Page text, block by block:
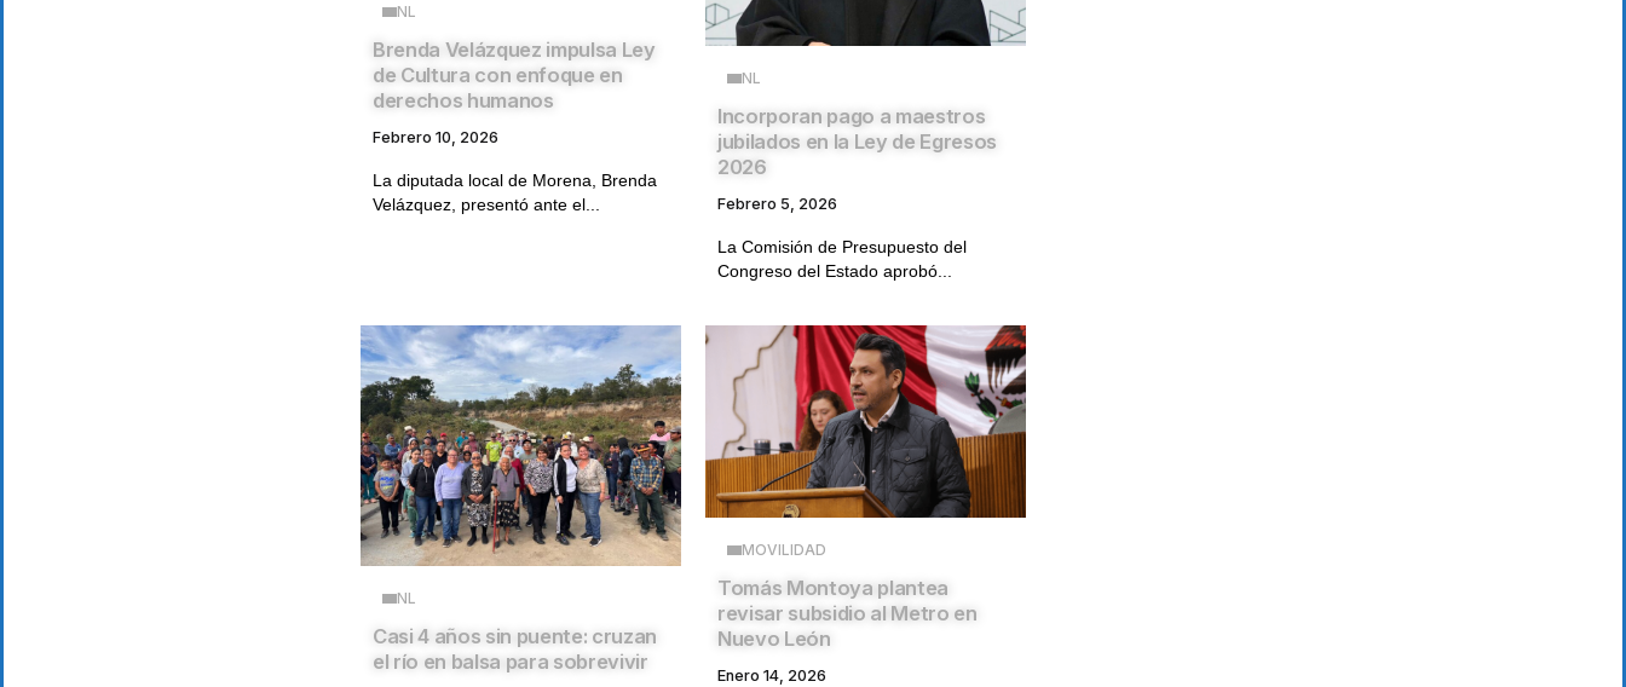
NL
Brenda Velázquez impulsa Ley
de Cultura con enfoque en
derechos humanos
Febrero 10, 2026
La diputada local de Morena, Brenda
Velázquez, presentó ante el...
NL
Incorporan pago a maestros
jubilados en la Ley de Egresos
2026
Febrero 5, 2026
La Comisión de Presupuesto del
Congreso del Estado aprobó...
NL
Casi 4 años sin puente: cruzan
el río en balsa para sobrevivir
MOVILIDAD
Tomás Montoya plantea
revisar subsidio al Metro en
Nuevo León
Enero 14, 2026